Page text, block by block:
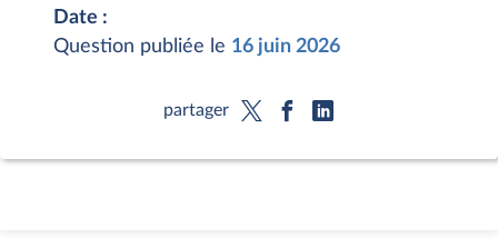
Date :
Question publiée le 16 juin 2026
partager